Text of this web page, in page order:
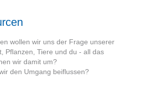
wollen wir uns der Frage unserer
Pflanzen, Tiere und du - all das
wir damit um?
den Umgang beiflussen?